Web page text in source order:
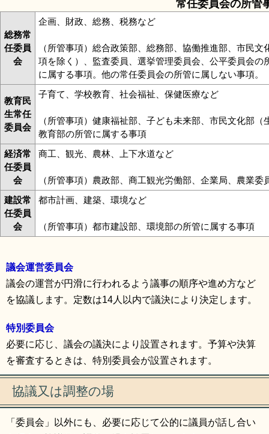
常任委員会の所管
総務常
任委員
会
企画、財政、総務、税務など
（所管事項）総合政策部、総務部、協働推進部、市民
項を除く）、監査委員、選挙管理委員会、公平委員会
に属する事項。他の常任委員会の所管に属しない事項。
教育民
生常任
委員会
子育て、学校教育、社会福祉、保健医療など
（所管事項）健康福祉部、子ども未来部、市民文化部
教育部の所管に属する事項
経済常
任委員
会
商工、観光、農林、上下水道など
（所管事項）農政部、商工観光労働部、企業局、農業
建設常
任委員
会
都市計画、建築、環境など
（所管事項）都市建設部、環境部の所管に属する事項
議会運営委員会
議会の運営が円滑に行われるよう議事の順序や進め方など
を協議します。定数は14人以内で議決により決定します。
特別委員会
必要に応じ、議会の議決により設置されます。予算や決算
を審査するときは、特別委員会が設置されます。
協議又は調整の場
「委員会」以外にも、必要に応じて公的に議員が話し合い